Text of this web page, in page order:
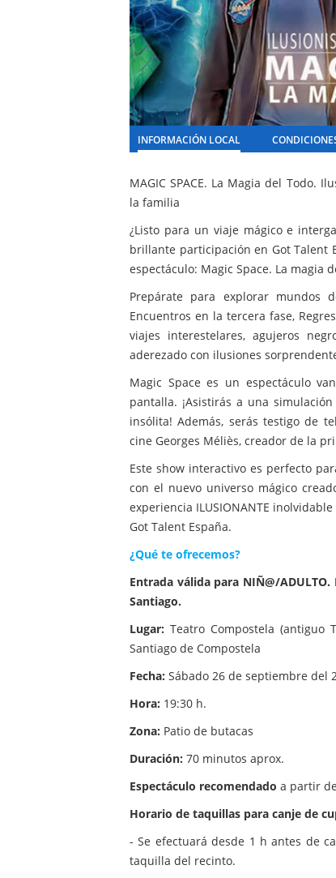
INFORMACIÓN LOCAL
MAGIC SPACE. La Magia del Todo.
la familia
¿Listo para un viaje mágico e
brillante participación en Got Talent
espectáculo: Magic Space. La magia
Prepárate para explorar mundos
Encuentros en la tercera fase,
viajes interestelares, agujeros
aderezado con ilusiones
Magic Space es un espectáculo
pantalla. ¡Asistirás a una
insólita! Además, serás testigo de
cine Georges Méliès, creador de la
Este show interactivo es perfecto
con el nuevo universo mágico
experiencia ILUSIONANTE
Got Talent España.
¿Qué te ofrecemos?
Entrada válida para NIÑ@/
Santiago.
Lugar: Teatro Compostela (antiguo
Santiago de Compostela
Fecha: Sábado 26 de septiembre del
Hora: 19:30 h.
Zona: Patio de butacas
Duración: 70 minutos aprox.
Espectáculo recomendado a partir
Horario de taquillas para canje de
- Se efectuará desde 1 h antes de
taquilla del recinto.